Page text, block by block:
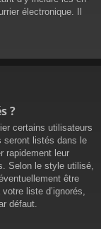
électronique. Il
?
certains utilisateurs
seront listés dans le
rapidement leur
Selon le style utilisé,
être
liste d’ignorés,
défaut.